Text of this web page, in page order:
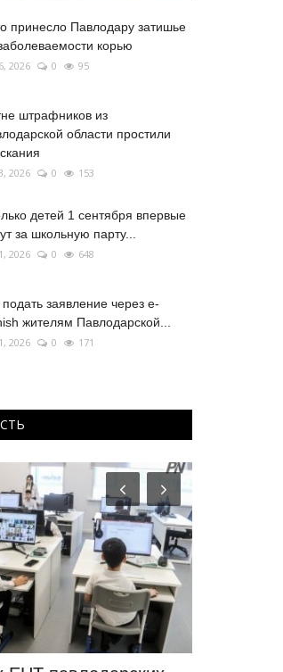
принесло Павлодару затишье
корью
2026 0 95
штрафников из
области простили
2026 0 153
детей 1 сентября впервые
за школьную парту...
2026 0 648
подать заявление через e-
жителям Павлодарской...
2026 0 171